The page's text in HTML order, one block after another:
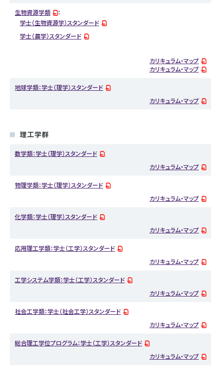
生物資源学類
：
学士（生物資源学）スタンダード
学士（農学）スタンダード
カリキュラム・マップ
カリキュラム・マップ
地球学類：学士（理学）スタンダード
カリキュラム・マップ
理工学群
数学類：学士（理学）スタンダード
カリキュラム・マップ
物理学類：学士（理学）スタンダード
カリキュラム・マップ
化学類：学士（理学）スタンダード
カリキュラム・マップ
応用理工学類：学士（工学）スタンダード
カリキュラム・マップ
工学システム学類：学士（工学）スタンダード
カリキュラム・マップ
社会工学類：学士（社会工学）スタンダード
カリキュラム・マップ
総合理工学位プログラム：学士（工学）スタンダード
カリキュラム・マップ